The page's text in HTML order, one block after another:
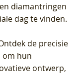
diamantringen
dag te vinden.
de precisie
om hun
ontwerp,